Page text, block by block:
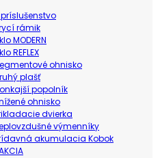
rámik
MODERN
REFLEX
ohnisko
plašť
popolník
ohnisko
dvierka
výmenníky
akumulacia Kobok